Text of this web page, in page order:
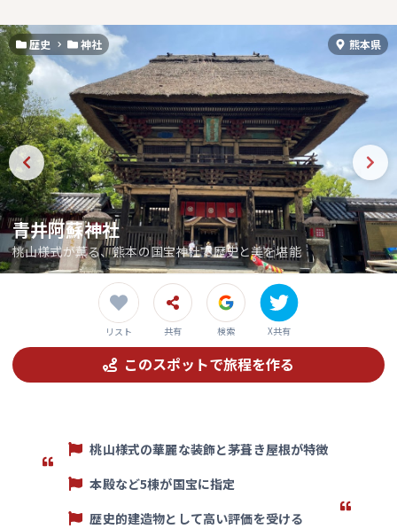
歴史 神社 熊本県
青井阿蘇神社
桃山様式が薫る、熊本の国宝神社で歴史と美を堪能
リスト 共有 検索 X共有
このスポットで旅程を作る
桃山様式の華麗な装飾と茅葺き屋根が特徴
本殿など5棟が国宝に指定
歴史的建造物として高い評価を受ける